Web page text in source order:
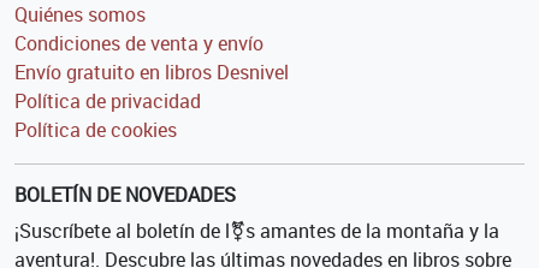
Quiénes somos
Condiciones de venta y envío
Envío gratuito en libros Desnivel
Política de privacidad
Política de cookies
BOLETÍN DE NOVEDADES
¡Suscríbete al boletín de l⚧s amantes de la montaña y la
aventura!. Descubre las últimas novedades en libros sobre